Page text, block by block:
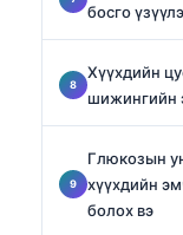
босго
Хүүхдийн
шижингийн
Глюкозын
хүүхдийн
болох вэ